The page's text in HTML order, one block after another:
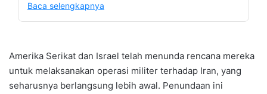
Baca selengkapnya
Amerika Serikat dan Israel telah menunda rencana mereka
untuk melaksanakan operasi militer terhadap Iran, yang
seharusnya berlangsung lebih awal. Penundaan ini